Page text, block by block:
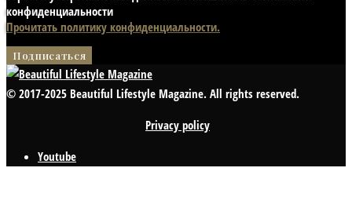
конфиденциальности
Прочитать политику конфиденциальности.
© 2017-2025 Beautiful Lifestyle Magazine. All rights reserved.
Privacy policy
Youtube